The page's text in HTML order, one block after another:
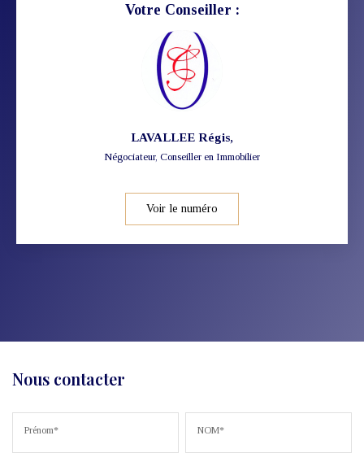
Votre Conseiller :
LAVALLEE Régis,
Négociateur, Conseiller en Immobilier
Voir le numéro
Nous contacter
Prénom* NOM*